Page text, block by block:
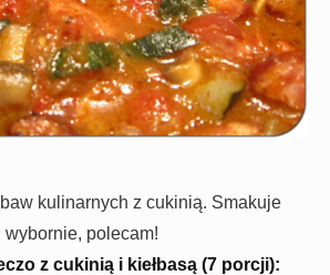
kulinarnych z cukinią. Smakuje
wybornie, polecam!
z cukinią i kiełbasą (7 porcji):